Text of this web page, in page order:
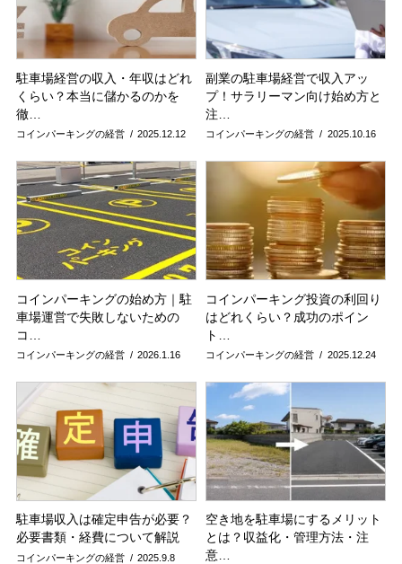
駐車場経営の収入・年収はどれ
くらい？本当に儲かるのかを
徹…
2025.12.12
コインパーキングの経営
副業の駐車場経営で収入アッ
プ！サラリーマン向け始め方と
注…
2025.10.16
コインパーキングの経営
コインパーキングの始め方｜駐
車場運営で失敗しないための
コ…
2026.1.16
コインパーキングの経営
コインパーキング投資の利回り
はどれくらい？成功のポイン
ト…
2025.12.24
コインパーキングの経営
駐車場収入は確定申告が必要？
必要書類・経費について解説
2025.9.8
コインパーキングの経営
空き地を駐車場にするメリット
とは？収益化・管理方法・注
意…